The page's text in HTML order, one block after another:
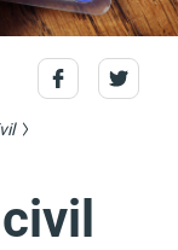
et
d'un